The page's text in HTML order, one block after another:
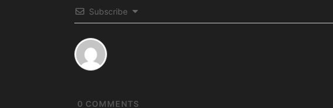
Subscribe
0 COMMENTS